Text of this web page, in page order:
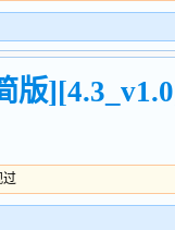
版
过